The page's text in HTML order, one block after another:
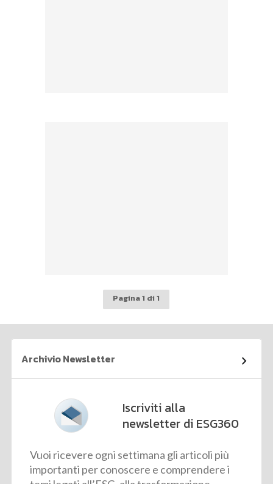
Pagina 1 di 1
Archivio Newsletter
Iscriviti alla
newsletter di ESG360
Vuoi ricevere ogni settimana gli articoli più
importanti per conoscere e comprendere i